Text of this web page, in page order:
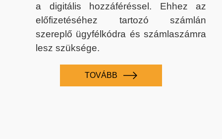
a digitális hozzáféréssel. Ehhez az
előfizetéséhez tartozó számlán
szereplő ügyfélkódra és számlaszámra
lesz szüksége.
TOVÁBB